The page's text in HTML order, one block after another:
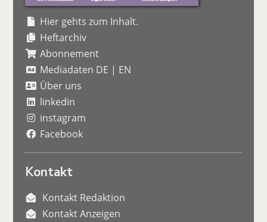
Hier gehts zum Inhalt.
Heftarchiv
Abonnement
Mediadaten DE | EN
Über uns
linkedin
instagram
Facebook
Kontakt
Kontakt Redaktion
Kontakt Anzeigen